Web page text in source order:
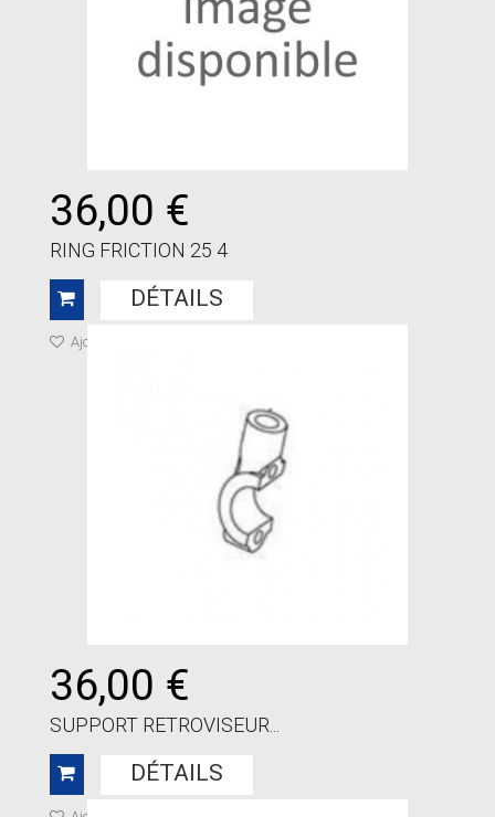
36,00 €
RING FRICTION 25 4
DÉTAILS
Ajouter à ma liste de cadeaux
36,00 €
SUPPORT RETROVISEUR...
DÉTAILS